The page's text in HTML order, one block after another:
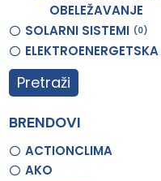
OBELEŽAVANJE
SOLARNI SISTEMI 0
Pretraži
BRENDOVI
ACTIONCLIMA
AKO